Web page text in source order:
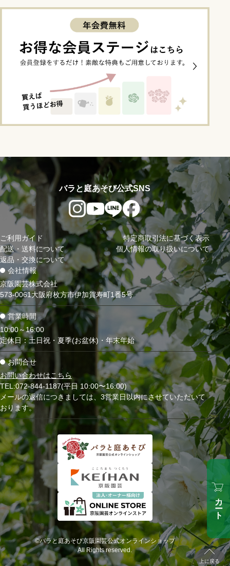
カート
上に戻る
会社情報
京阪園芸株式会社
573-0061大阪府枚方市伊加賀寿町1番5号
営業時間
10:00～16:00
定休日：土日祝・夏季(お盆休)・年末年始
お問合せ
お問い合わせはこちら
TEL:072-844-1187(平日 10:00〜16:00)
メールの返信につきましては、3営業日以内にさせていただいて
おります。
バラと庭あそび公式SNS
ご利用ガイド
配送・送料について
返品・交換について
特定商取引法に基づく表示
個人情報の取り扱いについて
©バラと庭あそび京阪園芸公式オンラインショップ
All Rights reserved.